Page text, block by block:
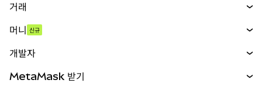
거래
무기한 선물
실물자산
머니 신규
개발자
MetaMask 받기